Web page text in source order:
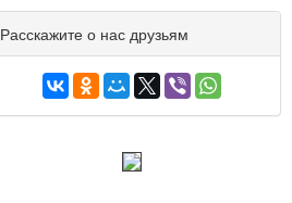
Расскажите о нас друзьям